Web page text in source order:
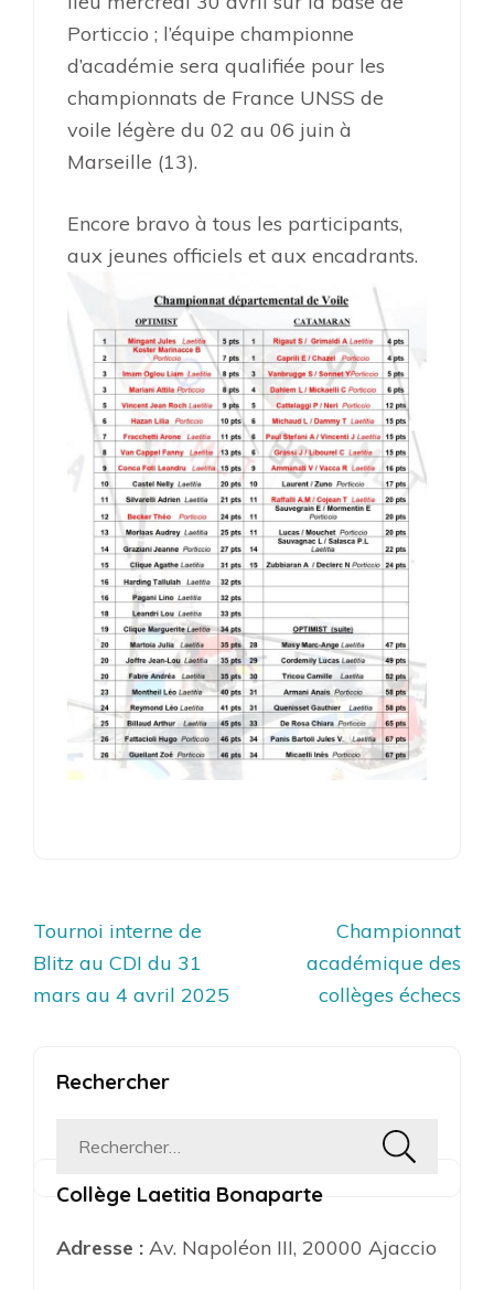
Porticcio ; l’équipe championne
d’académie sera qualifiée pour les
championnats de France UNSS de
voile légère du 02 au 06 juin à
Marseille (13).
Encore bravo à tous les participants,
aux jeunes officiels et aux encadrants.
Navigation
de
l’article
Tournoi interne de
Blitz au CDI du 31
mars au 4 avril 2025
Championnat
académique des
collèges échecs
Rechercher
Rechercher :
Collège Laetitia Bonaparte
Adresse : Av. Napoléon III, 20000 Ajaccio